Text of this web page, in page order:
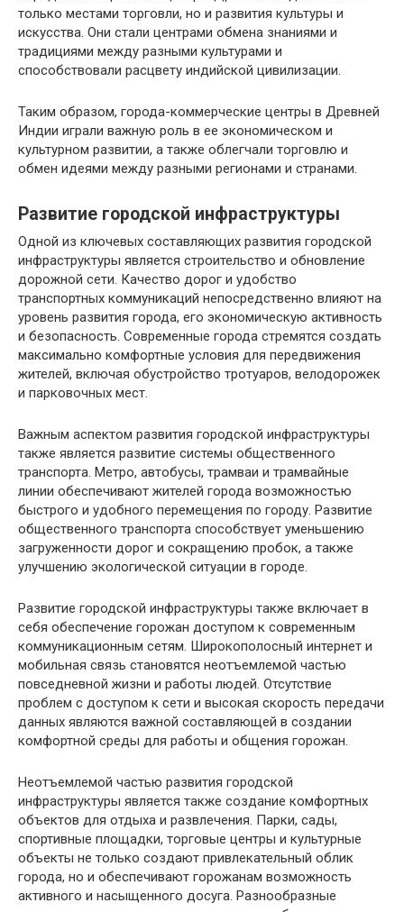
только местами торговли, но и развития культуры и
искусства. Они стали центрами обмена знаниями и
традициями между разными культурами и
способствовали расцвету индийской цивилизации.
Таким образом, города-коммерческие центры в Древней
Индии играли важную роль в ее экономическом и
культурном развитии, а также облегчали торговлю и
обмен идеями между разными регионами и странами.
Развитие городской инфраструктуры
Одной из ключевых составляющих развития городской
инфраструктуры является строительство и обновление
дорожной сети. Качество дорог и удобство
транспортных коммуникаций непосредственно влияют на
уровень развития города, его экономическую активность
и безопасность. Современные города стремятся создать
максимально комфортные условия для передвижения
жителей, включая обустройство тротуаров, велодорожек
и парковочных мест.
Важным аспектом развития городской инфраструктуры
также является развитие системы общественного
транспорта. Метро, автобусы, трамваи и трамвайные
линии обеспечивают жителей города возможностью
быстрого и удобного перемещения по городу. Развитие
общественного транспорта способствует уменьшению
загруженности дорог и сокращению пробок, а также
улучшению экологической ситуации в городе.
Развитие городской инфраструктуры также включает в
себя обеспечение горожан доступом к современным
коммуникационным сетям. Широкополосный интернет и
мобильная связь становятся неотъемлемой частью
повседневной жизни и работы людей. Отсутствие
проблем с доступом к сети и высокая скорость передачи
данных являются важной составляющей в создании
комфортной среды для работы и общения горожан.
Неотъемлемой частью развития городской
инфраструктуры является также создание комфортных
объектов для отдыха и развлечения. Парки, сады,
спортивные площадки, торговые центры и культурные
объекты не только создают привлекательный облик
города, но и обеспечивают горожанам возможность
активного и насыщенного досуга. Разнообразные